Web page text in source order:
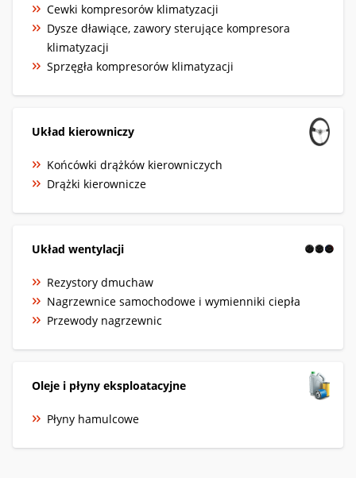
Cewki kompresorów klimatyzacji
Dysze dławiące, zawory sterujące kompresora
klimatyzacji
Sprzęgła kompresorów klimatyzacji
Układ kierowniczy
Końcówki drążków kierowniczych
Drążki kierownicze
Układ wentylacji
Rezystory dmuchaw
Nagrzewnice samochodowe i wymienniki ciepła
Przewody nagrzewnic
Oleje i płyny eksploatacyjne
Płyny hamulcowe